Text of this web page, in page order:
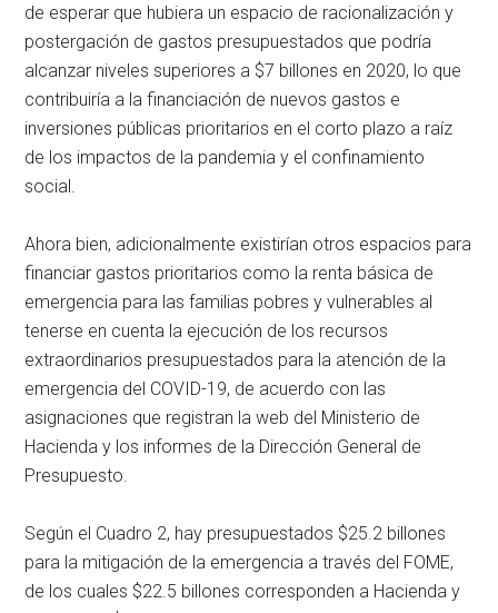
de esperar que hubiera un espacio de racionalización y
postergación de gastos presupuestados que podría
alcanzar niveles superiores a $7 billones en 2020, lo que
contribuiría a la financiación de nuevos gastos e
inversiones públicas prioritarios en el corto plazo a raíz
de los impactos de la pandemia y el confinamiento
social.
Ahora bien, adicionalmente existirían otros espacios para
financiar gastos prioritarios como la renta básica de
emergencia para las familias pobres y vulnerables al
tenerse en cuenta la ejecución de los recursos
extraordinarios presupuestados para la atención de la
emergencia del COVID-19, de acuerdo con las
asignaciones que registran la web del Ministerio de
Hacienda y los informes de la Dirección General de
Presupuesto.
Según el Cuadro 2, hay presupuestados $25.2 billones
para la mitigación de la emergencia a través del FOME,
de los cuales $22.5 billones corresponden a Hacienda y